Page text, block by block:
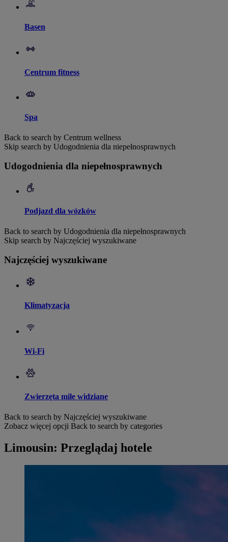
Basen
Centrum fitness
Spa
Back to search by Centrum wellness
Skip search by Udogodnienia dla niepełnosprawnych
Udogodnienia dla niepełnosprawnych
Podjazd dla wózków
Back to search by Udogodnienia dla niepełnosprawnych
Skip search by Najczęściej wyszukiwane
Najczęściej wyszukiwane
Klimatyzacja
Wi-Fi
Zwierzęta mile widziane
Back to search by Najczęściej wyszukiwane
Zobacz więcej opcji Back to search by categories
Limousin: Przeglądaj hotele